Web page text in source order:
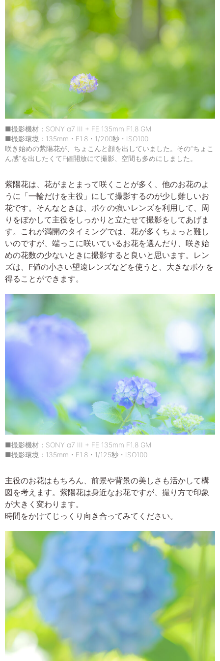
■撮影機材：SONY α7 III + FE 135mm F1.8 GM
■撮影環境：135mm・F1.8・1/200秒・ISO100
咲き始めの紫陽花が、ちょこんと顔を出していました。その“ちょこ
ん感”を出したくてF値開放にて撮影、空間も多めにしました。
紫陽花は、花がまとまって咲くことが多く、他のお花のよ
うに「一輪だけを主役」にして撮影するのが少し難しいお
花です。そんなときは、ボケの強いレンズを利用して、周
りをぼかして主役をしっかりと立たせて撮影をしてあげま
す。これが満開のタイミングでは、花が多くちょっと難し
いのですが、端っこに咲いているお花を選んだり、咲き始
めの花数の少ないときに撮影すると良いと思います。レン
ズは、F値の小さい望遠レンズなどを使うと、大きなボケを
得ることができます。
■撮影機材：SONY α7 III + FE 135mm F1.8 GM
■撮影環境：135mm・F1.8・1/125秒・ISO100
主役のお花はもちろん、前景や背景の美しさも活かして構
図を考えます。紫陽花は身近なお花ですが、撮り方で印象
が大きく変わります。
時間をかけてじっくり向き合ってみてください。